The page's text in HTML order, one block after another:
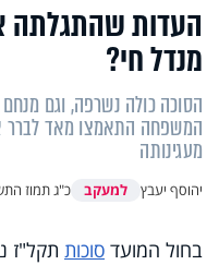
העדות שהתגלתה
מנדל חי?
הסוכה כולה נשרפה, וגם
המשפחה התאמצו מאד לברר
מעגינותה
יהוסף יעבץ למעקב כ"ג תמוז
בחול המועד סוכות תקל"ז